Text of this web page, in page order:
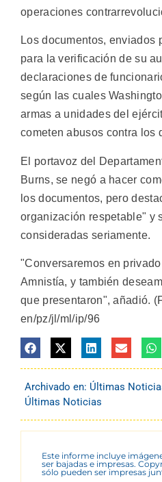
operaciones
Los documentos, enviados
para la verificación de su
declaraciones de
según las cuales
armas a unidades del
cometen abusos contra los
El portavoz del
Burns, se negó a hacer
los documentos, pero
organización respetable" y
consideradas seriamente.
"Conversaremos en
Amnistía, y también
que presentaron", añadió.
en/pz/jl/ml/ip/96
Archivado en: Últimas
Últimas Noticias
Este informe incluye
ser bajadas e impresas.
sólo pueden ser impresas